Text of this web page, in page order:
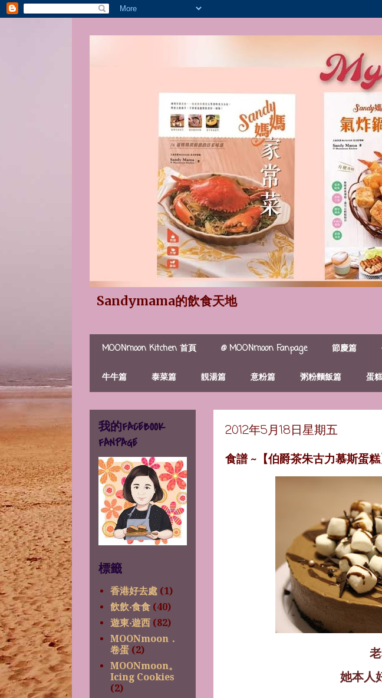
Sandymama的飲食天地
MOONmoon Kitchen 首頁 @ MOONmoon Fanpage 節慶篇
牛牛篇 泰菜篇 靚湯篇 意粉篇 粥粉麵飯篇 蛋
2012年5月18日星期五
食譜 ~【伯爵茶朱古力慕斯蛋糕
她本人
我的FACEBOOK
FANPAGE
標籤
香港好去處 (1)
飲飲‧食食 (40)
遊東‧遊西 (82)
MOONmoon．
卷蛋 (2)
MOONmoon。
Icing Cookies
(2)